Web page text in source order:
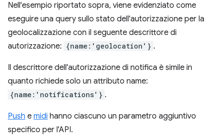
Nell'esempio riportato sopra, viene evidenziato come
eseguire una query sullo stato dell'autorizzazione per la
geolocalizzazione con il seguente descrittore di
autorizzazione: {name:'geolocation'} .
Il descrittore dell'autorizzazione di notifica è simile in
quanto richiede solo un attributo name:
{name:'notifications'} .
Push e midi hanno ciascuno un parametro aggiuntivo
specifico per l'API.